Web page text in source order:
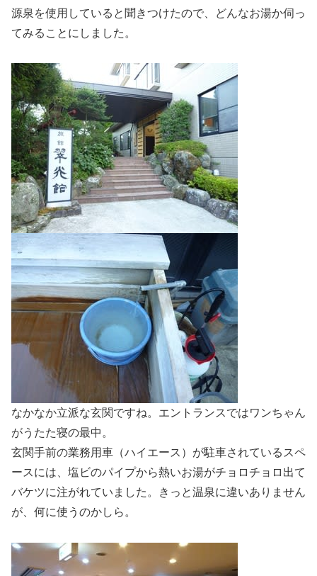
源泉を使用していると聞きつけたので、どんなお湯か伺っ
てみることにしました。
なかなか立派な玄関ですね。エントランスではワンちゃん
がうたた寝の最中。
玄関手前の業務用車（ハイエース）が駐車されているスペ
ースには、塩ビのパイプから熱いお湯がチョロチョロ出て
バケツに注がれていました。きっと温泉に違いありません
が、何に使うのかしら。